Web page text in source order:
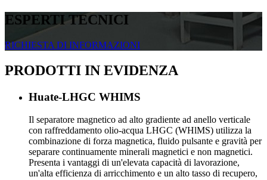
ESPERTI TECNICI
RICHIESTA DI INFORMAZIONI
PRODOTTI IN EVIDENZA
Huate-LHGC WHIMS
Il separatore magnetico ad alto gradiente ad anello verticale
con raffreddamento olio-acqua LHGC (WHlMS) utilizza la
combinazione di forza magnetica, fluido pulsante e gravità per
separare continuamente minerali magnetici e non magnetici.
Presenta i vantaggi di un'elevata capacità di lavorazione,
un'alta efficienza di arricchimento e un alto tasso di recupero,